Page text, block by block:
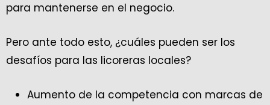
para mantenerse en el negocio.
Pero ante todo esto, ¿cuáles pueden ser los
desafíos para las licoreras locales?
Aumento de la competencia con marcas de